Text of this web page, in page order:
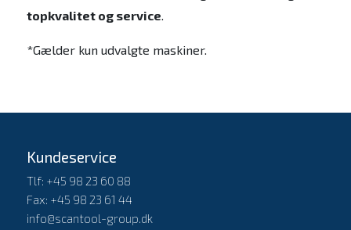
topkvalitet og service.
*Gælder kun udvalgte maskiner.
Kundeservice
Tlf: +45 98 23 60 88
Fax: +45 98 23 61 44
info@scantool-group.dk